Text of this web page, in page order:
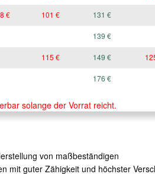
€ 101 € 131 €
139 €
115 € 149 €
176 €
solange der Vorrat reicht.
von maßbeständigen
mit guter Zähigkeit und höchster